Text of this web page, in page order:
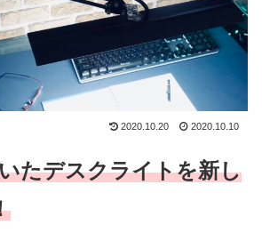
2020.10.20 2020.10.10
たデスクライトを新し